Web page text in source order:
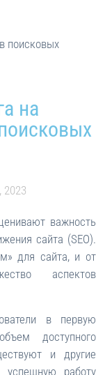
поисковых
на
2023
важность
сайта (SEO).
для сайта, и от
аспектов
в первую
доступного
и другие
успешную работу